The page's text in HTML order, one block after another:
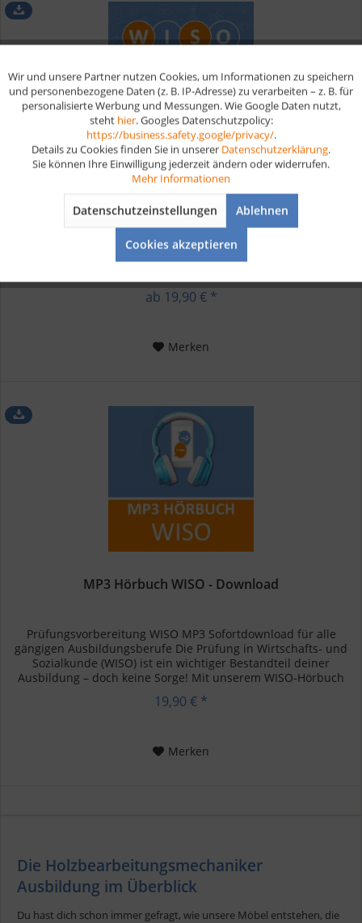
Wirtschafts- und Sozialkunde...
Digitale Lernkarten für das Prüfungsfach Wirtschafts- und
Sozialkunde (WISO) In deiner WISO Prüfung musst du dein
Wissen in dem Bereich Wirtschafts- und Sozialkunde unter
Betriebswirtschaft,...
ab 19,90 € *
Merken
MP3 Hörbuch WISO - Download
Prüfungsvorbereitung WISO MP3 Sofortdownload für alle
gängigen Ausbildungsberufe Die Prüfung in Wirtschafts- und
Sozialkunde (WISO) ist ein wichtiger Bestandteil deiner
Ausbildung – doch keine Sorge! Mit unserem WISO-Hörbuch
19,90 € *
Merken
Die Holzbearbeitungsmechaniker
Ausbildung im Überblick
Du hast dich schon immer gefragt, wie unsere Möbel entstehen, die
Funktionale Aktiv
Aktiv
Wir und unsere Partner nutzen Cookies, um Informationen zu speichern
und personenbezogene Daten (z. B. IP-Adresse) zu verarbeiten – z. B. für
personalisierte Werbung und Messungen. Wie Google Daten nutzt,
steht hier. Googles Datenschutzpolicy:
https://business.safety.google/privacy/.
Details zu Cookies finden Sie in unserer Datenschutzerklärung.
Sie können Ihre Einwilligung jederzeit ändern oder widerrufen.
Mehr Informationen
Datenschutzeinstellungen Ablehnen
Cookies akzeptieren